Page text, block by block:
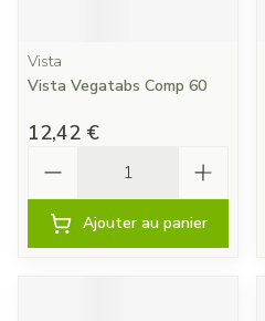
Vista
Vista Vegatabs Comp 60
12,42 €
Ajouter au panier